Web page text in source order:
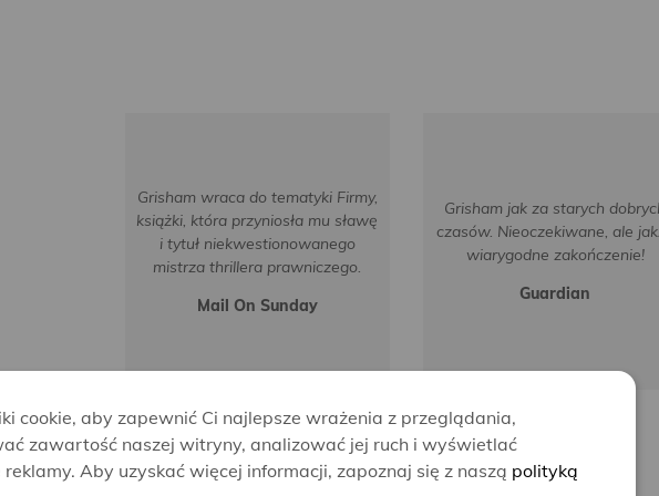
Grisham wraca do tematyki Firmy,
książki, która przyniosła mu sławę
i tytuł niekwestionowanego
mistrza thrillera prawniczego.
Mail On Sunday
Grisham jak za starych
czasów. Nieoczekiwane, ale
wiarygodne zakończenie!
Guardian
cookie, aby zapewnić Ci najlepsze wrażenia z przeglądania,
zawartość naszej witryny, analizować jej ruch i wyświetlać
Aby uzyskać więcej informacji, zapoznaj się z naszą polityką